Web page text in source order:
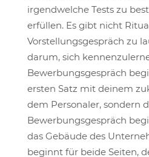
irgendwelche Tests zu
erfüllen. Es gibt nicht
Vorstellungsgespräch zu
darum, sich
Bewerbungsgespräch
ersten Satz mit deinem
dem Personaler, sondern
Bewerbungsgespräch
das Gebäude des
beginnt für beide Seiten,